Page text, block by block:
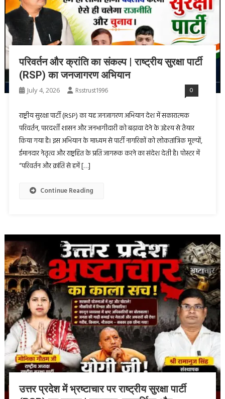
परिवर्तन और क्रांति का संकल्प | राष्ट्रीय सुरक्षा पार्टी
(RSP) का जनजागरण अभियान
July 4, 2026 Rsstrust1996 0
राष्ट्रीय सुरक्षा पार्टी (RSP) का यह जनजागरण अभियान देश में सकारात्मक
परिवर्तन, पारदर्शी शासन और जनभागीदारी को बढ़ावा देने के उद्देश्य से तैयार
किया गया है। इस अभियान के माध्यम से पार्टी नागरिकों को लोकतांत्रिक मूल्यों,
ईमानदार नेतृत्व और राष्ट्रहित के प्रति जागरूक करने का संदेश देती है। पोस्टर में
“परिवर्तन और क्रांति से हमें […]
Continue Reading
उत्तर प्रदेश में भ्रष्टाचार पर राष्ट्रीय सुरक्षा पार्टी